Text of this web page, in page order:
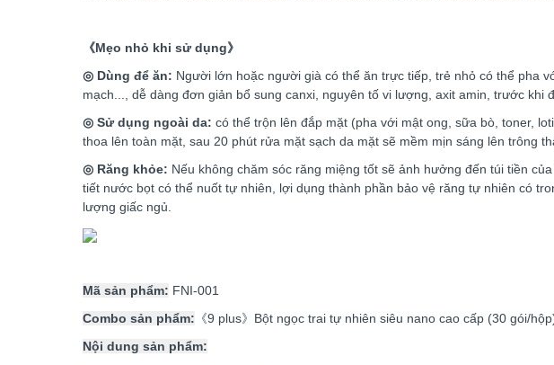
《Mẹo nhỏ khi sử dụng》
◎ Dùng để ăn: Người lớn hoặc người già có thể ăn trực tiếp, trẻ nhỏ có thể pha
mạch..., dễ dàng đơn giản bổ sung canxi, nguyên tố vi lượng, axit amin, trước khi
◎ Sử dụng ngoài da: có thể trộn lên đắp mặt (pha với mật ong, sữa bò, toner,
thoa lên toàn mặt, sau 20 phút rửa mặt sạch da mặt sẽ mềm mịn sáng lên trông
◎ Răng khỏe: Nếu không chăm sóc răng miệng tốt sẽ ảnh hưởng đến túi tiền
tiết nước bọt có thể nuốt tự nhiên, lợi dụng thành phần bảo vệ răng tự nhiên có
lượng giấc ngủ.
Mã sản phẩm: FNI-001
Combo sản phẩm: 《9 plus》Bột ngọc trai tự nhiên siêu nano cao cấp (30 gói/
Nội dung sản phẩm: